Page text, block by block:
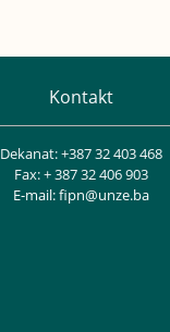
Kontakt
Dekanat: +387 32 403 468
Fax: + 387 32 406 903
E-mail: fipn@unze.ba